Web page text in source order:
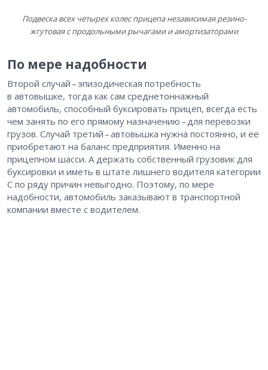
Подвеска всех четырех колес прицепа независимая резино-
жгутовая с продольными рычагами и амортизаторами
По мере надобности
Второй случай – ​эпизодическая потребность
в автовышке, тогда как сам среднетоннажный
автомобиль, способный буксировать прицеп, всегда есть
чем занять по его прямому назначению – ​для перевозки
грузов. Случай третий – ​автовышка нужна постоянно, и ее
приобретают на баланс предприятия. Именно на
прицепном шасси. А держать собственный грузовик для
буксировки и иметь в штате лишнего водителя категории
С по ряду причин невыгодно. Поэтому, по мере
надобности, автомобиль заказывают в транспортной
компании вместе с водителем.